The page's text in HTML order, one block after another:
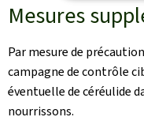
Mesures
Par mesure de
campagne de contrôle
éventuelle de céréulide
nourrissons.